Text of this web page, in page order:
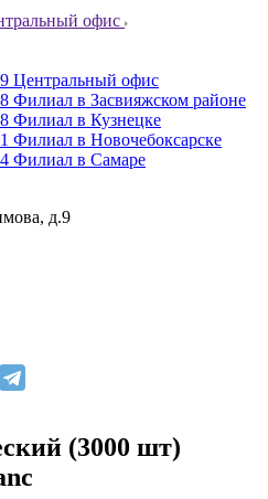
офис
Центральный офис
Филиал в Засвияжском районе
Филиал в Кузнецке
Филиал в Новочебоксарске
Филиал в Самаре
д.9
(3000 шт)